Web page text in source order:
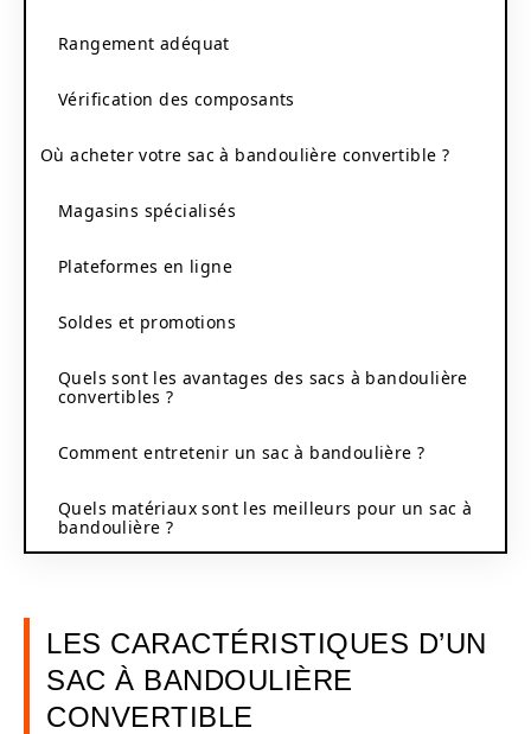
Rangement adéquat
Vérification des composants
Où acheter votre sac à bandoulière convertible ?
Magasins spécialisés
Plateformes en ligne
Soldes et promotions
Quels sont les avantages des sacs à bandoulière
convertibles ?
Comment entretenir un sac à bandoulière ?
Quels matériaux sont les meilleurs pour un sac à
bandoulière ?
LES CARACTÉRISTIQUES D’UN
SAC À BANDOULIÈRE
CONVERTIBLE